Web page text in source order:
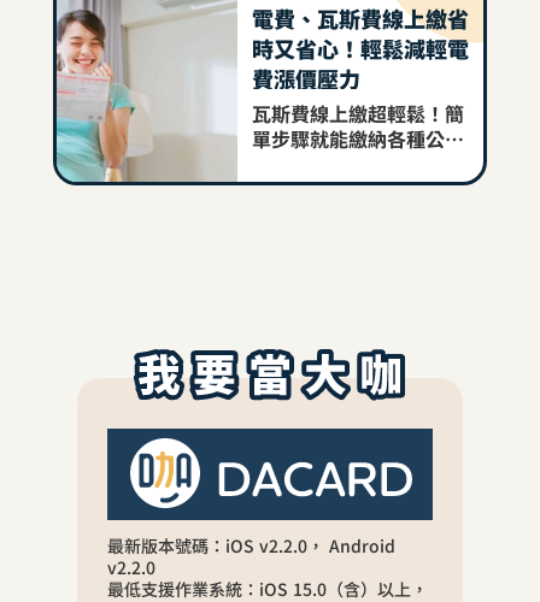
電費、瓦斯費線上繳省
時又省心！輕鬆減輕電
費漲價壓力
瓦斯費線上繳超輕鬆！簡
單步驟就能繳納各種公共
費、瓦斯費線上繳都適
最新版本號碼：iOS v2.2.0， Android
v2.2.0
最低支援作業系統：iOS 15.0（含）以上，